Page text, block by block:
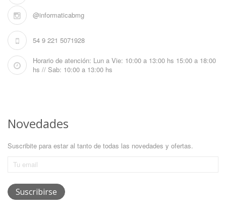
@informaticabmg
54 9 221 5071928
Horario de atención: Lun a Vie: 10:00 a 13:00 hs 15:00 a 18:00
hs // Sab: 10:00 a 13:00 hs
Novedades
Suscribite para estar al tanto de todas las novedades y ofertas.